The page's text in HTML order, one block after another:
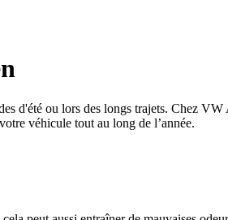
d'été ou lors des longs trajets. Chez
véhicule tout au long de l’année.